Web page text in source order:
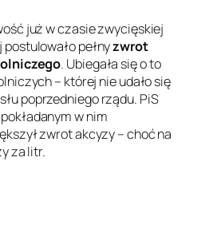
już w czasie zwycięskiej
pełnyzwrot
. Ubiegała się o to
– której nie udało się
poprzedniego rządu. PiS
w nim
zwrot akcyzy – choć na
za litr.